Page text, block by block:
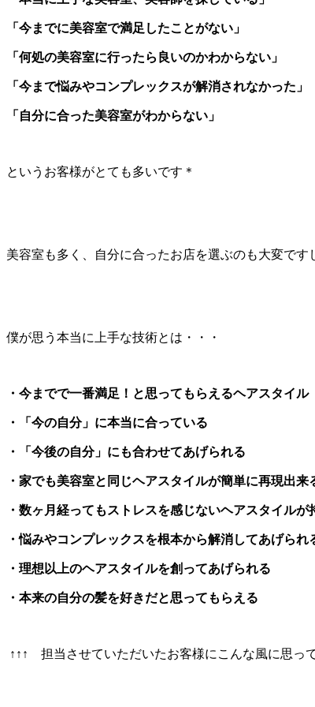
「今までに美容室で満足したことがない」
「何処の美容室に行ったら良いのかわからない」
「今まで悩みやコンプレックスが解消されなかった」
「自分に合った美容室がわからない」
というお客様がとても多いです＊
美容室も多く、自分に合ったお店を選ぶのも大変で
僕が思う本当に上手な技術とは・・・
・今までで一番満足！と思ってもらえるヘアスタイル
・「今の自分」に本当に合っている
・「今後の自分」にも合わせてあげられる
・家でも美容室と同じヘアスタイルが簡単に再現出来
・数ヶ月経ってもストレスを感じないヘアスタイルが
・悩みやコンプレックスを根本から解消してあげられ
・理想以上のヘアスタイルを創ってあげられる
・本来の自分の髪を好きだと思ってもらえる
↑↑↑ 担当させていただいたお客様にこんな風に思っ